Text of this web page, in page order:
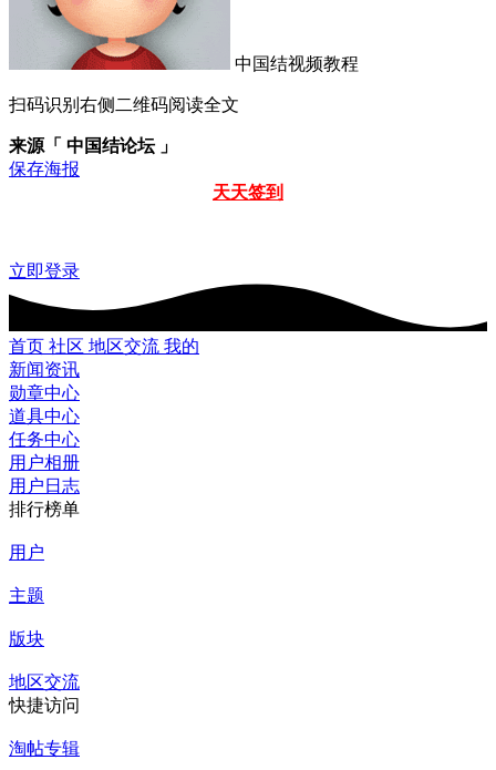
中国结视频教程
扫码识别右侧二维码阅读全文
来源「 中国结论坛 」
保存海报
天天签到
立即登录
首页 社区 地区交流 我的
新闻资讯
勋章中心
道具中心
任务中心
用户相册
用户日志
排行榜单
用户
主题
版块
地区交流
快捷访问
淘帖专辑